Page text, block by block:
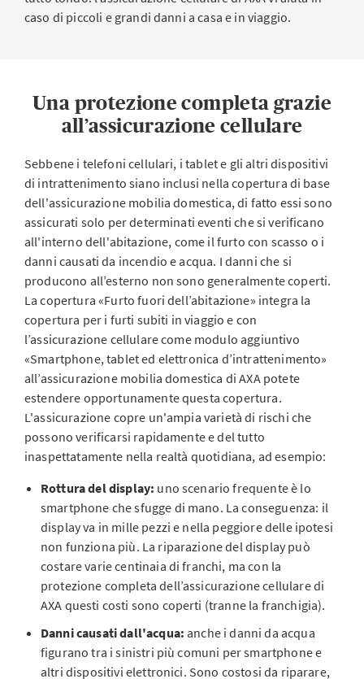
caso di piccoli e grandi danni a casa e in viaggio.
Una protezione completa grazie
all’assicurazione cellulare
Sebbene i telefoni cellulari, i tablet e gli altri dispositivi
di intrattenimento siano inclusi nella copertura di base
dell'assicurazione mobilia domestica, di fatto essi sono
assicurati solo per determinati eventi che si verificano
all'interno dell'abitazione, come il furto con scasso o i
danni causati da incendio e acqua. I danni che si
producono all’esterno non sono generalmente coperti.
La copertura «Furto fuori dell’abitazione» integra la
copertura per i furti subiti in viaggio e con
l’assicurazione cellulare come modulo aggiuntivo
«Smartphone, tablet ed elettronica d’intrattenimento»
all’assicurazione mobilia domestica di AXA potete
estendere opportunamente questa copertura.
L'assicurazione copre un'ampia varietà di rischi che
possono verificarsi rapidamente e del tutto
inaspettatamente nella realtà quotidiana, ad esempio:
Rottura del display: uno scenario frequente è lo
smartphone che sfugge di mano. La conseguenza: il
display va in mille pezzi e nella peggiore delle ipotesi
non funziona più. La riparazione del display può
costare varie centinaia di franchi, ma con la
protezione completa dell’assicurazione cellulare di
AXA questi costi sono coperti (tranne la franchigia).
Danni causati dall'acqua: anche i danni da acqua
figurano tra i sinistri più comuni per smartphone e
altri dispositivi elettronici. Sono costosi da riparare,